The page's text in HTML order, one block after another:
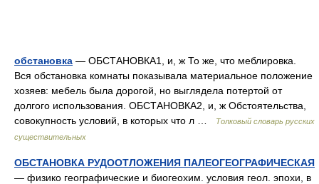
обстановка — ОБСТАНОВКА1, и, ж То же, что меблировка.
Вся обстановка комнаты показывала материальное положение
хозяев: мебель была дорогой, но выглядела потертой от
долгого использования. ОБСТАНОВКА2, и, ж Обстоятельства,
совокупность условий, в которых что л …
Толковый словарь русских
существительных
ОБСТАНОВКА РУДООТЛОЖЕНИЯ ПАЛЕОГЕОГРАФИЧЕСКАЯ
— физико географические и биогеохим. условия геол. эпохи, в